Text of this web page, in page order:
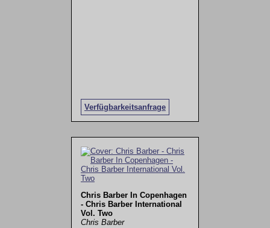
Verfügbarkeitsanfrage
Chris Barber In Copenhagen
- Chris Barber International
Vol. Two
Chris Barber